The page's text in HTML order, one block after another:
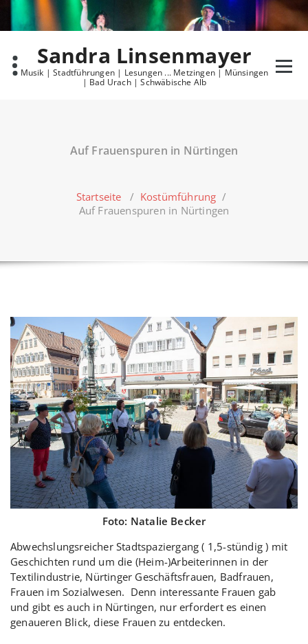
content
Sandra Linsenmayer
Musik | Stadtführungen | Lesungen ... Metzingen | Münsingen
| Bad Urach | Schwäbische Alb
Auf Frauenspuren in Nürtingen
Startseite / Kostümführung /
Auf Frauenspuren in Nürtingen
Foto: Natalie Becker
Abwechslungsreicher Stadtspaziergang ( 1,5-stündig ) mit
Geschichten rund um die (Heim-)Arbeiterinnen in der
Textilindustrie, Nürtinger Geschäftsfrauen, Badfrauen,
Frauen im Sozialwesen. Denn interessante Frauen gab
und gibt es auch in Nürtingen, nur erfordert es einen
genaueren Blick, diese Frauen zu entdecken.